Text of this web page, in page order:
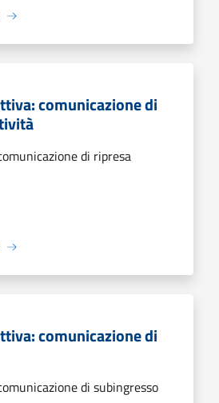
comunicazione di
di ripresa
comunicazione di
di subingresso